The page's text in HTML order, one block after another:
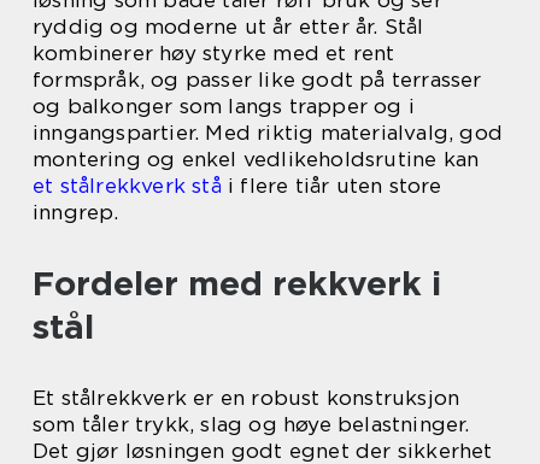
ryddig og moderne ut år etter år. Stål
kombinerer høy styrke med et rent
formspråk, og passer like godt på terrasser
og balkonger som langs trapper og i
inngangspartier. Med riktig materialvalg, god
montering og enkel vedlikeholdsrutine kan
et stålrekkverk stå i flere tiår uten store
inngrep.
Fordeler med rekkverk i
stål
Et stålrekkverk er en robust konstruksjon
som tåler trykk, slag og høye belastninger.
Det gjør løsningen godt egnet der sikkerhet